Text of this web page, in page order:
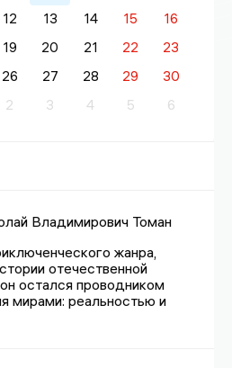
12 13 14 15
16
19 20 21 22
23
26 27 28 29
30
2 3 4 5 6
Владимирович Томан
жанра,
отечественной
остался проводником
мирами: реальностью и